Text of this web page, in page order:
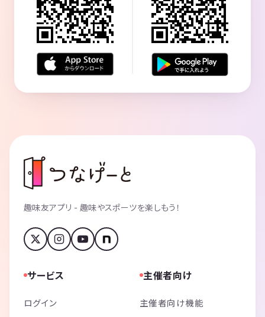
趣味友アプリ - 趣味やスポーツを楽しもう！
サービス
ログイン
主催者向け
主催者向け機能